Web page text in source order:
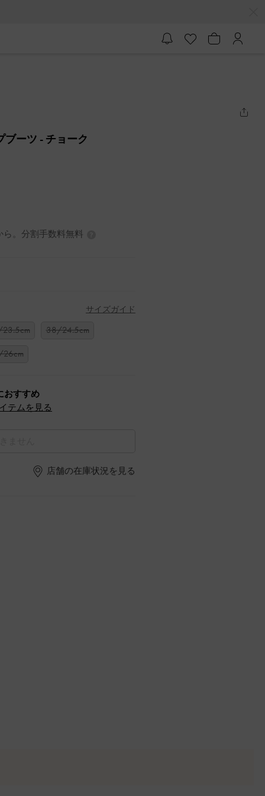
ブーツ - チョーク
。分割手数料無料
サイズガイド
38/24.5cm
おすすめ
テムを見る
店舗の在庫状況を見る